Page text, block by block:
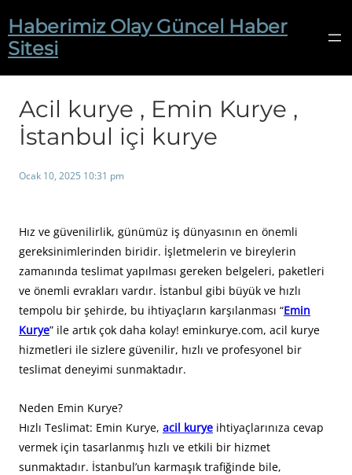
geçHaberimiz Olay Güncel Haber
Sitesi
Acil kurye , Emin Kurye ,
İstanbul içi kurye
Ocak 10, 2025 10:31 pm
Hız ve güvenilirlik, günümüz iş dünyasının en önemli
gereksinimlerinden biridir. İşletmelerin ve bireylerin
zamanında teslimat yapılması gereken belgeleri, paketleri
ve önemli evrakları vardır. İstanbul gibi büyük ve hızlı
tempolu bir şehirde, bu ihtiyaçların karşılanması “Emin
Kurye” ile artık çok daha kolay! eminkurye.com, acil kurye
hizmetleri ile sizlere güvenilir, hızlı ve profesyonel bir
teslimat deneyimi sunmaktadır.
Neden Emin Kurye?
Hızlı Teslimat: Emin Kurye, acil kurye ihtiyaçlarınıza cevap
vermek için tasarlanmış hızlı ve etkili bir hizmet
sunmaktadır. İstanbul’un karmaşık trafiğinde bile,